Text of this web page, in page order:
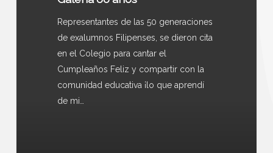
Representantes de las 50 generaciones
de exalumnos Filipenses, se dieron cita
en el Colegio para cantar el
Cumpleaños Feliz y compartir con la
comunidad educativa ¡lo que aprendí
de mi…